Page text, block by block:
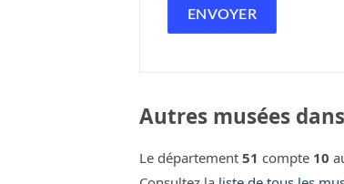
Autres musées
Le département 51 compte 10